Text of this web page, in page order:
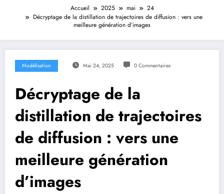
Accueil 2025 mai
24
Décryptage de la distillation de trajectoires de diffusion : vers une
meilleure génération d’images
Modélisation Mai 24, 2025 0 Commentaires
Décryptage de la
distillation de trajectoires
de diffusion : vers une
meilleure génération
d’images